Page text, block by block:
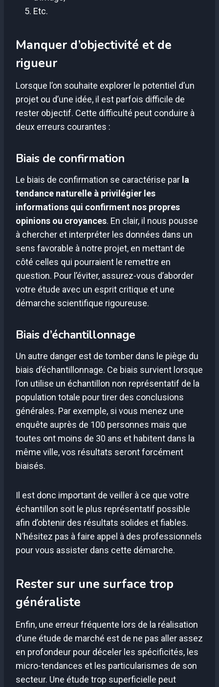
Etc.
Manquer d’objectivité et de
rigueur
Lorsque l’on souhaite explorer le potentiel d’un
projet ou d’une idée, il est parfois difficile de
rester objectif. Cette difficulté peut conduire à
deux erreurs courantes :
Biais de confirmation
Le biais de confirmation se caractérise par la
tendance naturelle à privilégier les
informations qui confirment nos propres
opinions ou croyances. En clair, il nous pousse
à chercher et interpréter les données dans un
sens favorable à notre projet, en mettant de
côté celles qui pourraient le remettre en
question. Pour l’éviter, assurez-vous d’aborder
votre étude avec un esprit critique et une
démarche scientifique rigoureuse.
Biais d’échantillonnage
Un autre danger est de tomber dans le piège du
biais d’échantillonnage. Ce biais survient lorsque
l’on utilise un échantillon non représentatif de la
population totale pour tirer des conclusions
générales. Par exemple, si vous menez une
enquête auprès de 100 personnes mais que
toutes ont moins de 30 ans et habitent dans la
même ville, vos résultats seront forcément
biaisés.
Il est donc important de veiller à ce que votre
échantillon soit le plus représentatif possible
afin d’obtenir des résultats solides et fiables.
N’hésitez pas à faire appel à des professionnels
pour vous assister dans cette démarche.
Rester sur une surface trop
généraliste
Enfin, une erreur fréquente lors de la réalisation
d’une étude de marché est de ne pas aller assez
en profondeur pour déceler les spécificités, les
micro-tendances et les particularismes de son
secteur. Une étude trop superficielle peut